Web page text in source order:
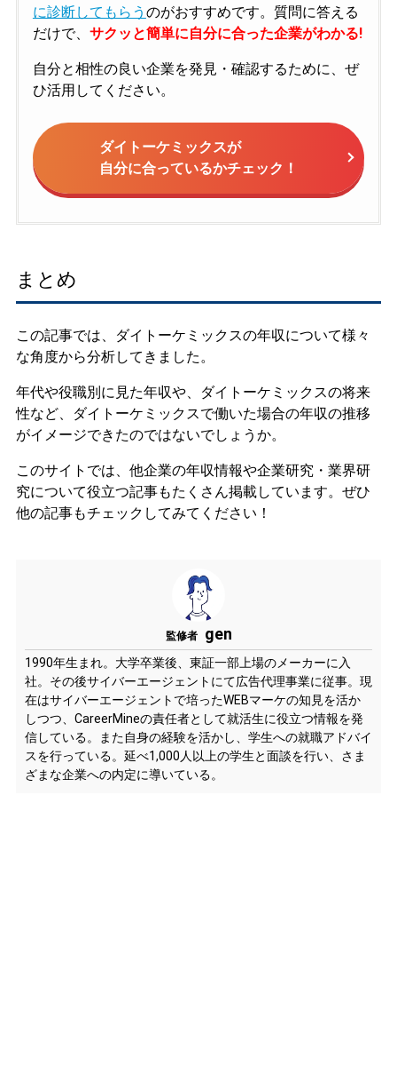
に診断してもらう のがおすすめです。質問に答える
だけで、 サクッと簡単に自分に合った企業がわかる!
自分と相性の良い企業を発見・確認するために、ぜ
ひ活用してください。
ダイトーケミックスが
自分に合っているかチェック！
まとめ
この記事では、ダイトーケミックスの年収について様々
な角度から分析してきました。
年代や役職別に見た年収や、ダイトーケミックスの将来
性など、ダイトーケミックスで働いた場合の年収の推移
がイメージできたのではないでしょうか。
このサイトでは、他企業の年収情報や企業研究・業界研
究について役立つ記事もたくさん掲載しています。ぜひ
他の記事もチェックしてみてください！
監修者 gen
1990年生まれ。大学卒業後、東証一部上場のメーカーに入
社。その後サイバーエージェントにて広告代理事業に従事。現
在はサイバーエージェントで培ったWEBマーケの知見を活か
しつつ、CareerMineの責任者として就活生に役立つ情報を発
信している。また自身の経験を活かし、学生への就職アドバイ
スを行っている。延べ1,000人以上の学生と面談を行い、さま
ざまな企業への内定に導いている。